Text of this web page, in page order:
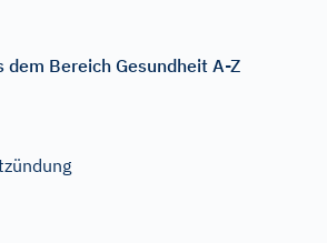
Bereich Gesundheit A-Z